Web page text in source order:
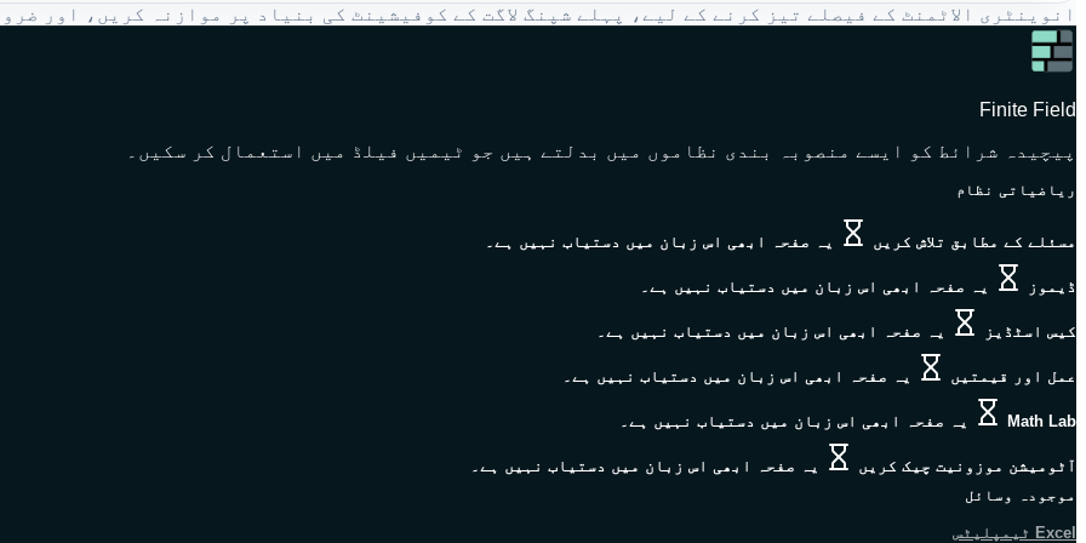
انوینٹری الاٹمنٹ کے فیصلے تیز کرنے کے لیے، پہلے شپنگ لاگت کے کوفیشینٹ کی بنیاد پر موازنہ کریں، اور
Finite Field
پیچیدہ شرائط کو ایسے منصوبہ بندی نظاموں میں بدلتے ہیں جو ٹیمیں فیلڈ میں استعمال کر سکیں۔
ریاضیاتی نظام
مسئلے کے مطابق تلاش کریں یہ صفحہ ابھی اس زبان میں دستیاب نہیں ہے۔
ڈیموز یہ صفحہ ابھی اس زبان میں دستیاب نہیں ہے۔
کیس اسٹڈیز یہ صفحہ ابھی اس زبان میں دستیاب نہیں ہے۔
عمل اور قیمتیں یہ صفحہ ابھی اس زبان میں دستیاب نہیں ہے۔
Math Lab یہ صفحہ ابھی اس زبان میں دستیاب نہیں ہے۔
آٹومیشن موزونیت چیک کریں یہ صفحہ ابھی اس زبان میں دستیاب نہیں ہے۔
موجودہ وسائل
Excel ٹیمپلیٹس